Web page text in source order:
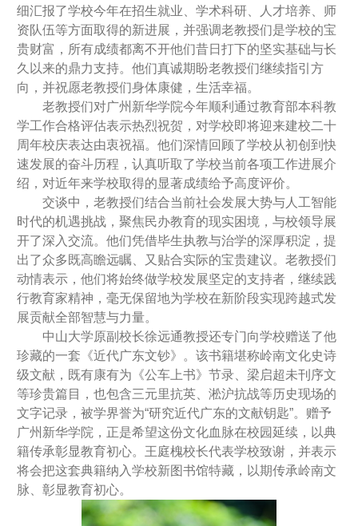
细汇报了学校今年在招生就业、学术科研、人才培养、师
资队伍等方面取得的新进展，并强调老教授们是学校的宝
贵财富，所有成绩都离不开他们昔日打下的坚实基础与长
久以来的鼎力支持。他们真诚期盼老教授们继续指引方
向，并祝愿老教授们身体康健，生活幸福。
老教授们对广州新华学院今年顺利通过教育部本科教
学工作合格评估表示热烈祝贺，对学校即将迎来建校二十
周年校庆表达由衷祝福。他们深情回顾了学校从初创到快
速发展的奋斗历程，认真听取了学校当前各项工作进展介
绍，对近年来学校取得的显著成绩给予高度评价。
交谈中，老教授们结合当前社会发展大势与人工智能
时代的机遇挑战，聚焦民办教育的现实困境，与校领导展
开了深入交流。他们凭借毕生执教与治学的深厚积淀，提
出了众多既高瞻远瞩、又贴合实际的宝贵建议。老教授们
动情表示，他们将始终做学校发展坚定的支持者，继续践
行教育家精神，毫无保留地为学校在新阶段实现跨越式发
展贡献全部智慧与力量。
中山大学原副校长徐远通教授还专门向学校赠送了他
珍藏的一套《近代广东文钞》。该书籍堪称岭南文化史诗
级文献，既有康有为《公车上书》节录、梁启超未刊序文
等珍贵篇目，也包含三元里抗英、淞沪抗战等历史现场的
文字记录，被学界誉为“研究近代广东的文献钥匙”。赠予
广州新华学院，正是希望这份文化血脉在校园延续，以典
籍传承彰显教育初心。王庭槐校长代表学校致谢，并表示
将会把这套典籍纳入学校新图书馆特藏，以期传承岭南文
脉、彰显教育初心。